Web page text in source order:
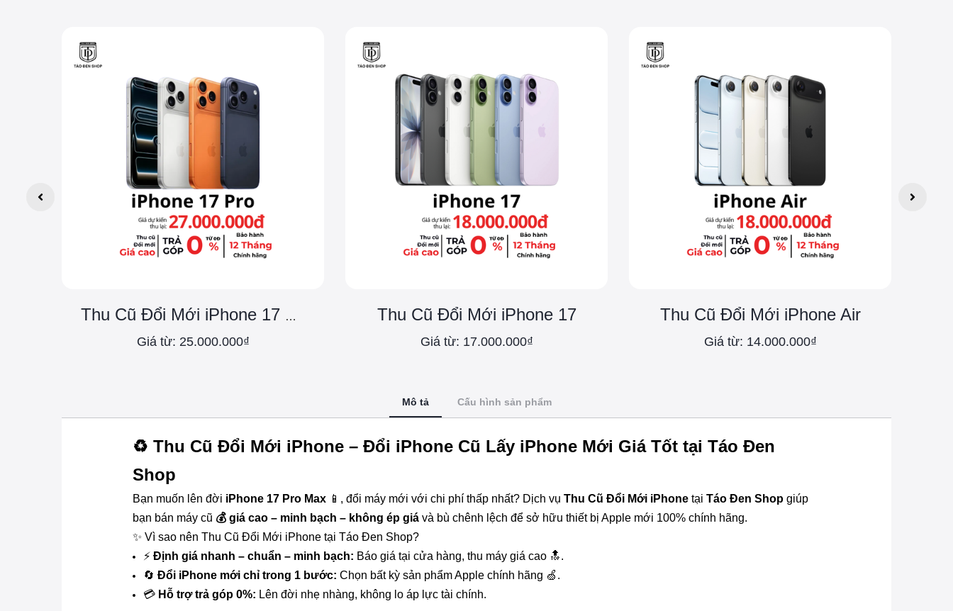
Thu Cũ Đổi Mới iPhone 17 Pro
Giá từ: 25.000.000₫
Thu Cũ Đổi Mới iPhone 17
Giá từ: 17.000.000₫
Thu Cũ Đổi Mới iPhone Air
Giá từ: 14.000.000₫
Mô tả Cấu hình sản phẩm
♻️ Thu Cũ Đổi Mới iPhone – Đổi iPhone Cũ Lấy iPhone Mới Giá Tốt tại Táo Đen
Shop
Bạn muốn lên đời iPhone 17 Pro Max 📱, đổi máy mới với chi phí thấp nhất? Dịch vụ Thu Cũ Đổi Mới iPhone tại Táo Đen Shop giúp
bạn bán máy cũ 💰 giá cao – minh bạch – không ép giá và bù chênh lệch để sở hữu thiết bị Apple mới 100% chính hãng.
✨ Vì sao nên Thu Cũ Đổi Mới iPhone tại Táo Đen Shop?
⚡ Định giá nhanh – chuẩn – minh bạch: Báo giá tại cửa hàng, thu máy giá cao 🔝.
🔄 Đổi iPhone mới chỉ trong 1 bước: Chọn bất kỳ sản phẩm Apple chính hãng 🍏.
💳 Hỗ trợ trả góp 0%: Lên đời nhẹ nhàng, không lo áp lực tài chính.